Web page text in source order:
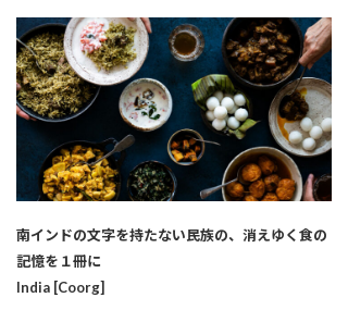
南インドの文字を持たない民族の、消えゆく食の
記憶を１冊に
India [Coorg]